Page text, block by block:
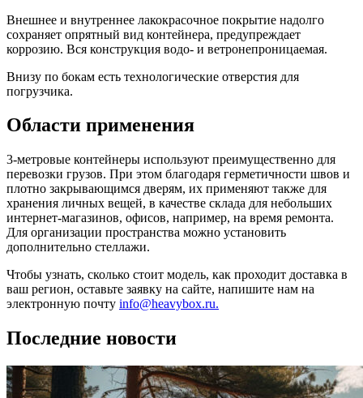
Внешнее и внутреннее лакокрасочное покрытие надолго
сохраняет опрятный вид контейнера, предупреждает
коррозию. Вся конструкция водо- и ветронепроницаемая.
Внизу по бокам есть технологические отверстия для
погрузчика.
Области применения
3-метровые контейнеры используют преимущественно для
перевозки грузов. При этом благодаря герметичности швов и
плотно закрывающимся дверям, их применяют также для
хранения личных вещей, в качестве склада для небольших
интернет-магазинов, офисов, например, на время ремонта.
Для организации пространства можно установить
дополнительно стеллажи.
Чтобы узнать, сколько стоит модель, как проходит доставка в
ваш регион, оставьте заявку на сайте, напишите нам на
электронную почту info@heavybox.ru.
Последние новости